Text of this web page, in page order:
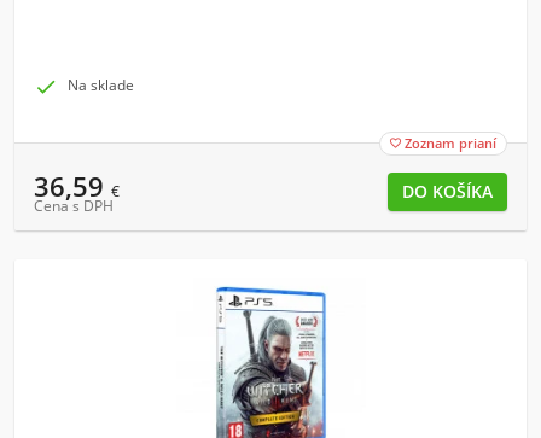
 Na sklade
 Zoznam prianí
36,59 €
Cena s DPH